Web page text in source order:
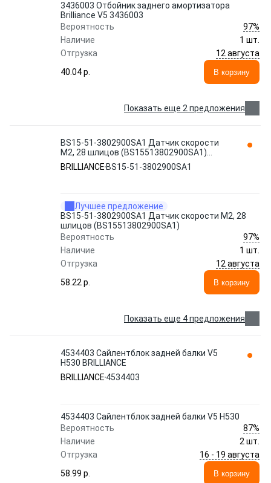
3436003 Отбойник заднего амортизатора
Brilliance V5 3436003
Вероятность
97%
Наличие
1 шт.
Отгрузка
12 августа
40.04 p.
В корзину
Показать еще 2 предложения
BS15-51-3802900SA1 Датчик скорости
M2, 28 шлицов (BS15513802900SA1)
BRILLIANCE
BRILLIANCE BS15-51-3802900SA1
Лучшее предложение
BS15-51-3802900SA1 Датчик скорости M2, 28
шлицов (BS15513802900SA1)
Вероятность
97%
Наличие
1 шт.
Отгрузка
12 августа
58.22 p.
В корзину
Показать еще 4 предложения
4534403 Сайлентблок задней балки V5
H530 BRILLIANCE
BRILLIANCE 4534403
4534403 Сайлентблок задней балки V5 H530
Вероятность
87%
Наличие
2 шт.
Отгрузка
16 - 19 августа
58.99 p.
В корзину